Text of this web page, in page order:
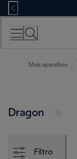
Skip
to
Content
Mais aparelhos
Dragon
Filtro